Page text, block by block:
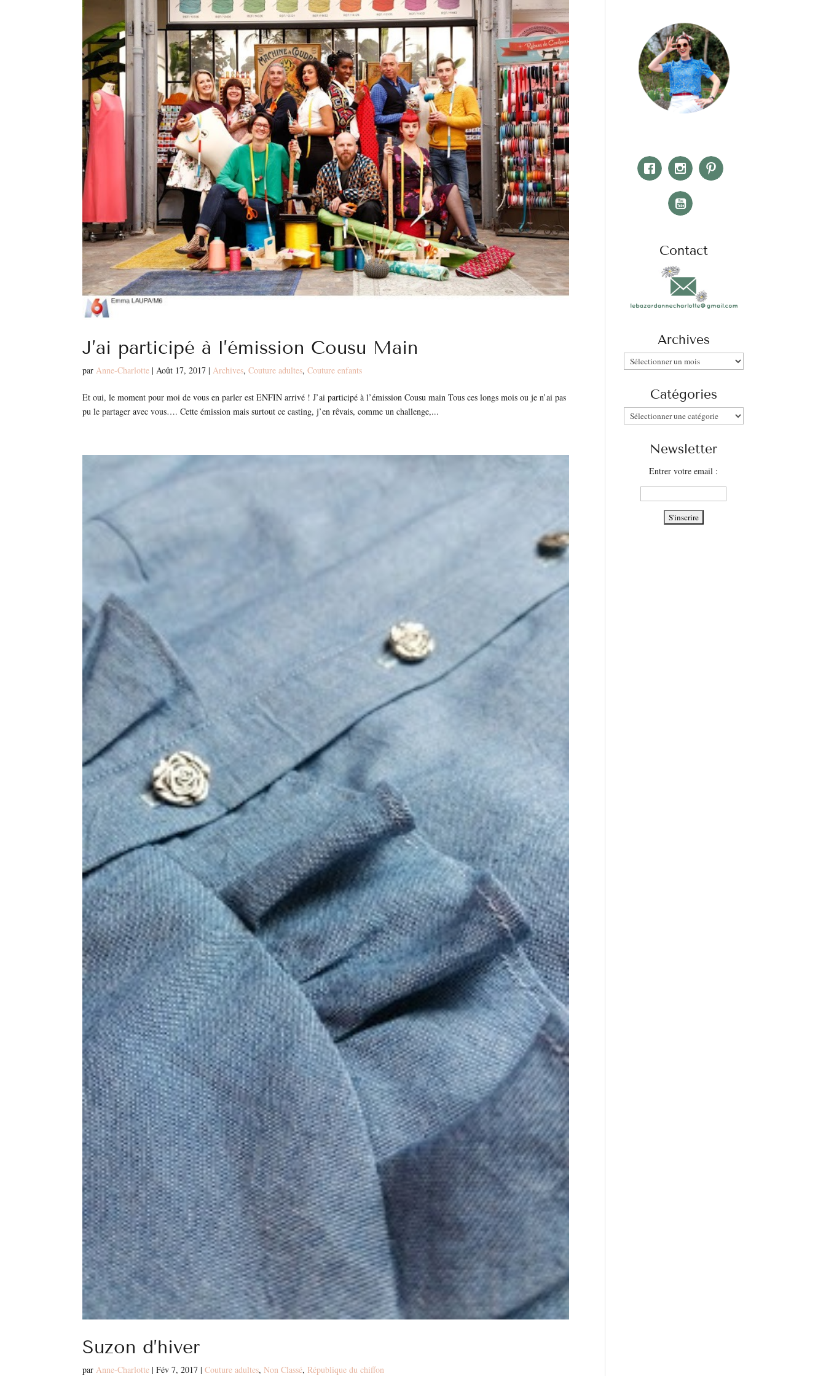
J’ai participé à l’émission Cousu Main
par Anne-Charlotte | Août 17, 2017 | Archives,Couture adultes,Couture enfants
Et oui, le moment pour moi de vous en parler est ENFIN arrivé ! J’ai participé à l’émission Cousu main Tous ces longs mois ou je n’ai pas
pu le partager avec vous…. Cette émission mais surtout ce casting, j’en rêvais, comme un challenge,...
Suzon d’hiver
parAnne-Charlotte |Fév 7, 2017 |Couture adultes,Non Classé,République du chiffon
Contact
Archives
Archives
Catégories
Catégories
Newsletter
Entrer votre email :